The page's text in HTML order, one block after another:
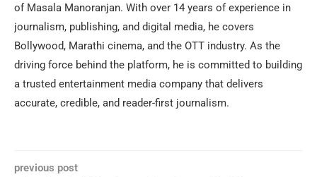
of Masala Manoranjan. With over 14 years of experience in
journalism, publishing, and digital media, he covers
Bollywood, Marathi cinema, and the OTT industry. As the
driving force behind the platform, he is committed to building
a trusted entertainment media company that delivers
accurate, credible, and reader-first journalism.
previous post